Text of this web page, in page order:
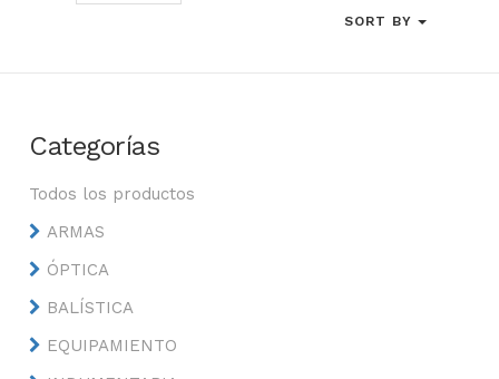
SORT BY
Categorías
Todos los productos
ARMAS
ÓPTICA
BALÍSTICA
EQUIPAMIENTO